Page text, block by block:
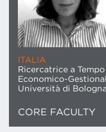
ITALIA
Ricercatrice a
Economico-
Università di Bologna
CORE FACULTY